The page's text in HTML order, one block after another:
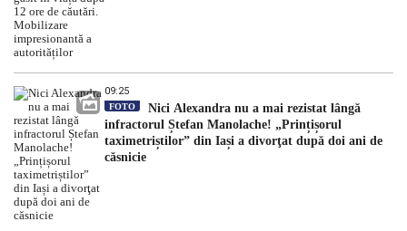
09:25
FOTO
Nici Alexandra nu a mai rezistat lângă
infractorul Ștefan Manolache! „Prințișorul
taximetriștilor” din Iași a divorţat după doi ani de
căsnicie